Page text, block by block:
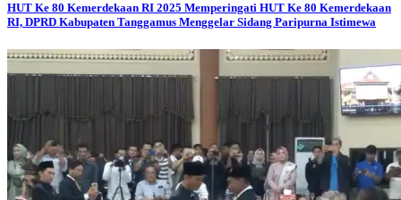
HUT Ke 80 Kemerdekaan RI 2025 Memperingati HUT Ke 80 Kemerdekaan
RI, DPRD Kabupaten Tanggamus Menggelar Sidang Paripurna Istimewa